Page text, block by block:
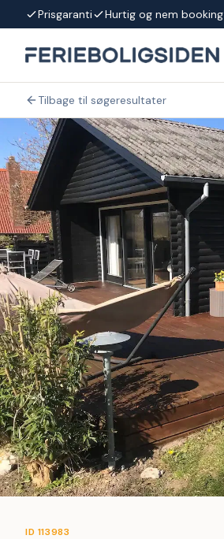
Spring til indhold
Prisgaranti Hurtig og nem booking
Tilbage til søgeresultater
ID 113983